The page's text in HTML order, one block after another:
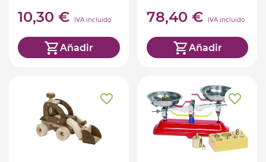
10,30 € IVA incluido
Añadir
78,40 € IVA incluido
Añadir